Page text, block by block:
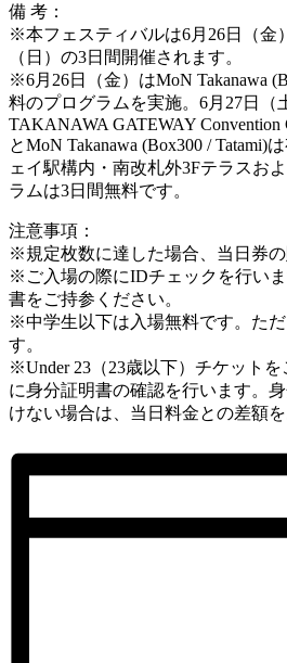
備 考：
※本フェスティバルは6月26日（金
（日）の3日間開催されます。
※6月26日（金）はMoN Takanawa
料のプログラムを実施。6月27日（
TAKANAWA GATEWAY
とMoN Takanawa (Box300 / Tatami)
ェイ駅構内・南改札外3Fテラスお
ラムは3日間無料です。
注意事項：
※規定枚数に達した場合、当日券の
※ご入場の際にIDチェックを行い
書をご持参ください。
※中学生以下は入場無料です。た
す。
※Under 23（23歳以下）チケット
に身分証明書の確認を行います。
けない場合は、当日料金との差額